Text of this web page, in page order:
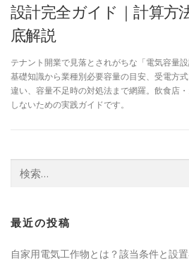
設計完全ガイド｜計算方
底解説
テナント開業で見落とされがちな「電気容量
基礎知識から業種別必要容量の目安、受電方
違い、容量不足時の対処法まで網羅。飲食店
しないための実践ガイドです。
索:
最近の投稿
自家用電気工作物とは？該当条件と設